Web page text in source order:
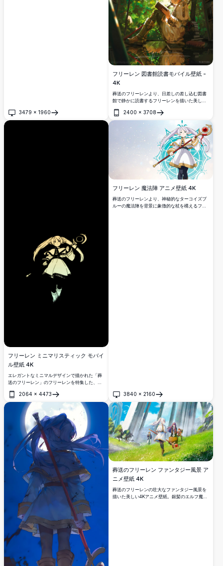
3479 × 1960
開く
フリーレン 図書館読書モバイル壁紙 -
4K
葬送のフリーレンより、日差しの差し込む図書
館で静かに読書するフリーレンを描いた美しい
4Kモバイル壁紙。銀髪のエルフ魔法使いが、温
かな金色の光に包まれた古い本棚の間に座り、
高い窓から見える緑豊かな植物に囲まれた、本
好きにぴったりの静謐で魔法のような雰囲気を
演出しています。
2400 × 3708
開く
フリーレン ミニマリスティック モバイ
ル壁紙 4K
エレガントなミニマルデザインで描かれた「葬
送のフリーレン」のフリーレンを特集した、美
しい高解像度モバイル壁紙。銀髪のエルフ魔法
使いが、三日月のディテールが施された象徴的
な杖を持ち、純粋な黒背景に印象的なセピアト
ーンで美しくレンダリングされています。アニ
メ愛好家に最適です。
2064 × 4473
開く
フリーレン 魔法陣 アニメ壁紙 4K
葬送のフリーレンより、神秘的なターコイズブ
ルーの魔法陣を背景に象徴的な杖を構えるフリ
3840 × 2160
開く
葬送のフリーレン ファンタジー風景 ア
ニメ壁紙 4K
葬送のフリーレンの壮大なファンタジー風景を
描いた美しい4Kアニメ壁紙。銀髪のエルフ魔法